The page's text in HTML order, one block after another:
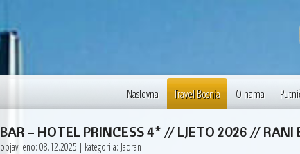
Naslovna Travel Bosnia O nama
BAR – HOTEL PRINCESS 4* // LJETO 2026 // RANI
objavljeno: 08.12.2025 | kategorija: Jadran